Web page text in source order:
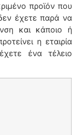
προϊόν που
έχετε παρά να
και κάποιο ή
η εταιρία
ένα τέλειο